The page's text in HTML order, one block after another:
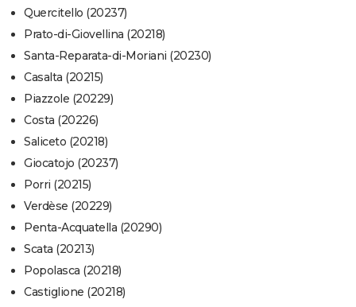
Quercitello (20237)
Prato-di-Giovellina (20218)
Santa-Reparata-di-Moriani (20230)
Casalta (20215)
Piazzole (20229)
Costa (20226)
Saliceto (20218)
Giocatojo (20237)
Porri (20215)
Verdèse (20229)
Penta-Acquatella (20290)
Scata (20213)
Popolasca (20218)
Castiglione (20218)